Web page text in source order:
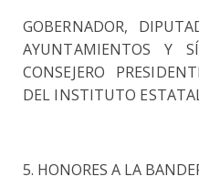
GOBERNADOR,
AYUNTAMIENTOS Y
CONSEJERO
DEL INSTITUTO
5. HONORES A LA